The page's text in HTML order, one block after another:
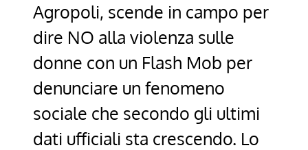
Agropoli, scende in campo per
dire NO alla violenza sulle
donne con un Flash Mob per
denunciare un fenomeno
sociale che secondo gli ultimi
dati ufficiali sta crescendo. Lo